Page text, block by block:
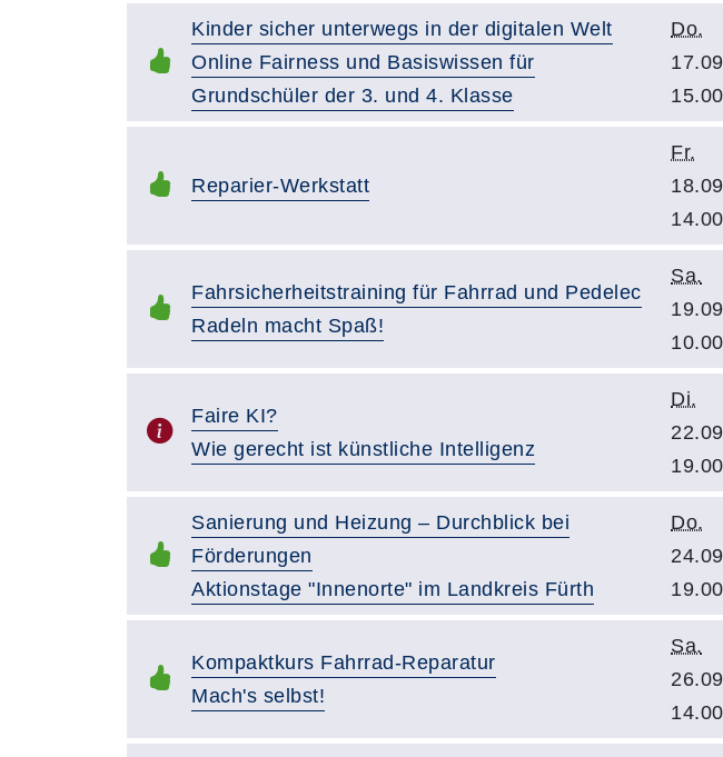
Kinder sicher unterwegs in der digitalen Welt
Online Fairness und Basiswissen für
Grundschüler der 3. und 4. Klasse
Do.
Reparier-Werkstatt
Fr.
Fahrsicherheitstraining für Fahrrad und Pedelec
Radeln macht Spaß!
Sa.
Faire KI?
Wie gerecht ist künstliche Intelligenz
Di.
Sanierung und Heizung – Durchblick bei
Förderungen
Aktionstage "Innenorte" im Landkreis Fürth
Do.
Kompaktkurs Fahrrad-Reparatur
Mach's selbst!
Sa.